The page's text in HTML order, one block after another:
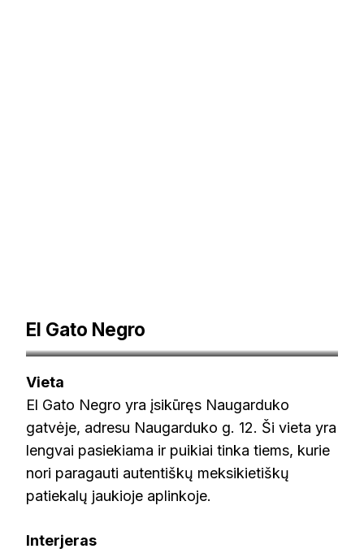
El Gato Negro
Vieta
El Gato Negro yra įsikūręs Naugarduko
gatvėje, adresu Naugarduko g. 12. Ši vieta yra
lengvai pasiekiama ir puikiai tinka tiems, kurie
nori paragauti autentiškų meksikietiškų
patiekalų jaukioje aplinkoje.
Interjeras